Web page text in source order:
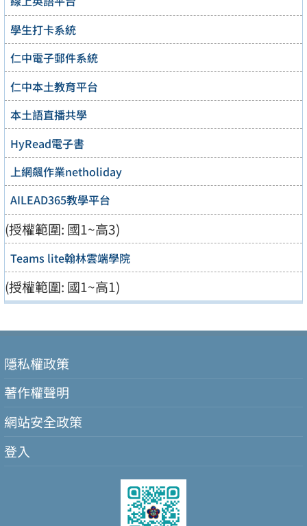
學生打卡系統
仁中電子郵件系統
仁中本土教育平台
本土語直播共學
HyRead電子書
上網飆作業netholiday
AILEAD365教學平台
(授權範圍: 國1~高3)
Teams lite翰林雲端學院
(授權範圍: 國1~高1)
隱私權政策
著作權聲明
網站安全政策
登入